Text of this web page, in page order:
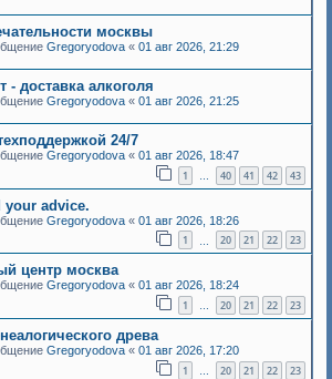
москвы
Gregoryodova « 01 авг 2026, 21:29
- доставка алкоголя
Gregoryodova « 01 авг 2026, 21:25
24/7
Gregoryodova « 01 авг 2026, 18:47
1 … 40 41 42 43
your advice.
Gregoryodova « 01 авг 2026, 18:26
1 20 21 22 23
центр москва
Gregoryodova « 01 авг 2026, 18:24
1 … 20 21 22 23
древа
Gregoryodova « 01 авг 2026, 17:20
1 … 20 21 22 23